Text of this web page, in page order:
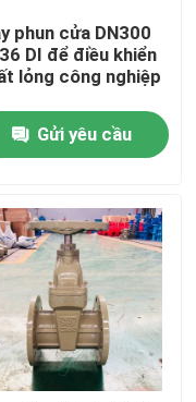
phun cửa DN300
DI để điều khiển
lỏng công nghiệp
Gửi yêu cầu